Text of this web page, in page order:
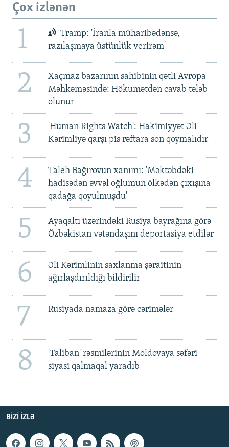
Çox izlənən
1
Tramp: 'İranla müharibədənsə,
razılaşmaya üstünlük verirəm'
2
Xaçmaz bazarının sahibinin qətli Avropa
Məhkəməsində: Hökumətdən cavab tələb
olunur
3
'Human Rights Watch': Hakimiyyət Əli
Kərimliyə qarşı pis rəftara son qoymalıdır
4
Taleh Bağırovun xanımı: 'Məktəbdəki
hadisədən əvvəl oğlumun ölkədən çıxışına
qadağa qoyulmuşdu'
5
Ayaqaltı üzərindəki Rusiya bayrağına görə
Özbəkistan vətəndaşını deportasiya etdilər
6
Əli Kərimlinin saxlanma şəraitinin
ağırlaşdırıldığı bildirilir
7 Rusiyada namaza görə cərimələr
8
'Taliban' rəsmilərinin Moldovaya səfəri
siyasi qalmaqal yaradıb
BIZI IZLƏ